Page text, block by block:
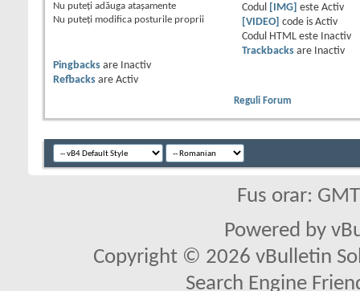
Nu puteţi adăuga ataşamente
Nu puteţi modifica posturile proprii
Codul
[IMG] este Activ
[VIDEO]
code is Activ
Codul HTML este
Inactiv
Trackbacksare
Inactiv
Pingbacks are
Inactiv
Refbacks are Activ
Reguli Forum
Fus orar:
Powered by
Copyright © 2026 vBulletin
Search Engine